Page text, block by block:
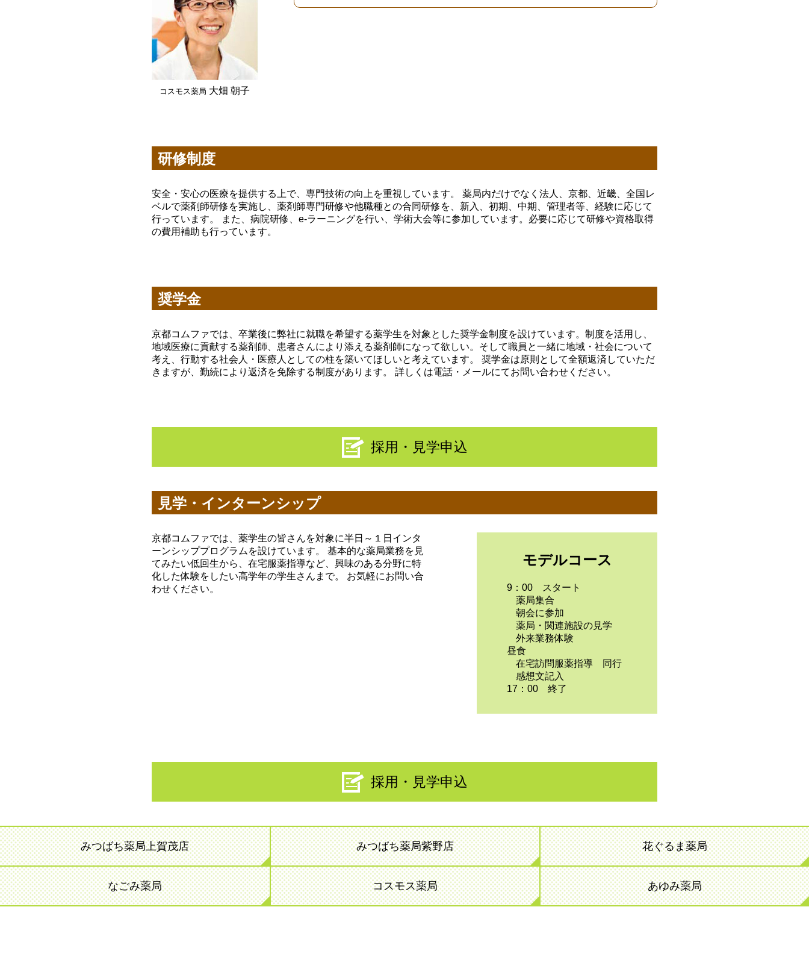
コスモス薬局 大畑 朝子
研修制度
安全・安心の医療を提供する上で、専門技術の向上を重視しています。 薬局内だけでなく法人、京都、近畿、全国レ
ベルで薬剤師研修を実施し、薬剤師専門研修や他職種との合同研修を、新入、初期、中期、管理者等、経験に応じて
行っています。 また、病院研修、e-ラーニングを行い、学術大会等に参加しています。必要に応じて研修や資格取得
の費用補助も行っています。
奨学金
京都コムファでは、卒業後に弊社に就職を希望する薬学生を対象とした奨学金制度を設けています。制度を活用し、
地域医療に貢献する薬剤師、患者さんにより添える薬剤師になって欲しい。そして職員と一緒に地域・社会について
考え、行動する社会人・医療人としての柱を築いてほしいと考えています。 奨学金は原則として全額返済していただ
きますが、勤続により返済を免除する制度があります。 詳しくは電話・ メールにてお問い合わせください。
採用・見学申込
見学・インターンシップ
京都コムファでは、薬学生の皆さんを対象に半日～１日インタ
ーンシッププログラムを設けています。 基本的な薬局業務を見
てみたい低回生から、在宅服薬指導など、興味のある分野に特
化した体験をしたい高学年の学生さんまで。 お気軽にお問い合
わせください。
モデルコース
9：00 スタート
薬局集合
朝会に参加
薬局・関連施設の見学
外来業務体験
昼食
在宅訪問服薬指導 同行
感想文記入
17：00 終了
採用・見学申込
みつばち薬局上賀茂店 みつばち薬局紫野店 花ぐるま薬局
なごみ薬局 コスモス薬局 あゆみ薬局